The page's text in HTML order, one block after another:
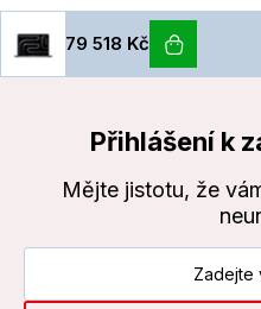
79 518 Kč
Přihlášení k
Mějte jistotu, že